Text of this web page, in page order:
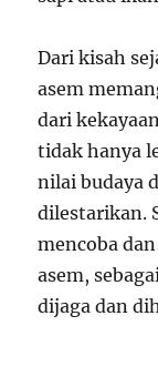
Dari kisah
asem
dari
tidak hanya
nilai budaya
dilestarikan.
mencoba
asem,
dijaga dan